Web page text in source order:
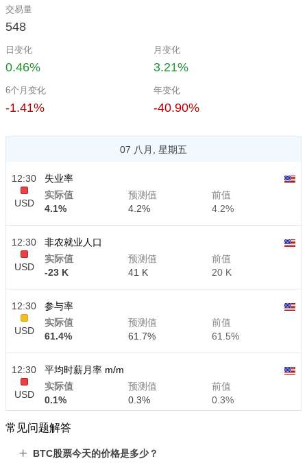
交易量
548
日变化
0.46%
月变化
3.21%
6个月变化
-1.41%
年变化
-40.90%
07 八月, 星期五
12:30
USD
失业率
实际值
4.1%
预测值
4.2%
前值
4.2%
12:30
USD
非农就业人口
实际值
-23 K
预测值
41 K
前值
20 K
12:30
USD
参与率
实际值
61.4%
预测值
61.7%
前值
61.5%
12:30
USD
平均时薪月率 m/m
实际值
0.1%
预测值
0.3%
前值
0.3%
12:30
USD
平均时薪年率 y/y
实际值
预测值
常见问题解答
BTC股票今天的价格是多少？